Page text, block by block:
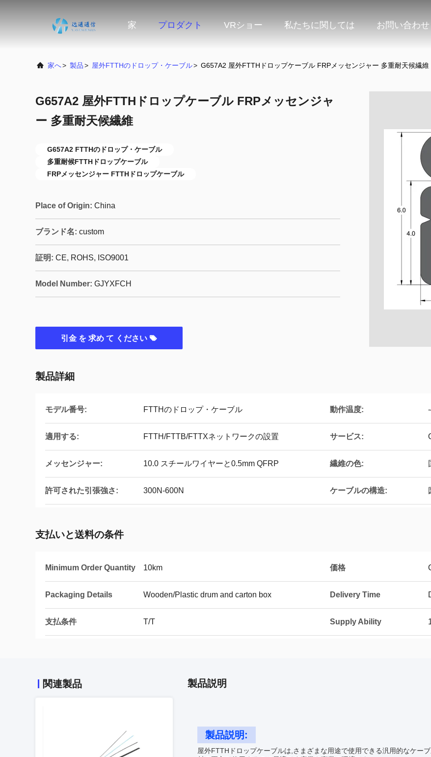
家 プロダクト VRショー 私たちに関しては お問い合わせ
家へ> 製品> 屋外FTTHのドロップ・ケーブル> G657A2 屋外FTTHドロップケーブル FRPメッセンジャー 多重耐天候繊維
G657A2 屋外FTTHドロップケーブル FRPメッセンジャ
ー 多重耐天候繊維
G657A2 FTTHのドロップ・ケーブル
多重耐候FTTHドロップケーブル
FRPメッセンジャー FTTHドロップケーブル
Place of Origin: China
ブランド名: custom
証明: CE, ROHS, ISO9001
Model Number: GJYXFCH
引金 を 求め て ください
製品詳細
モデル番号: FTTHのドロップ・ケーブル 動作温度:
適用する: FTTH/FTTB/FTTXネットワークの設置 サービス:
メッセンジャー: 10.0 スチールワイヤーと0.5mm QFRP 繊維の色:
許可された引張強さ: 300N-600N ケーブルの構造:
支払いと送料の条件
Minimum Order Quantity 10km 価格
Packaging Details Wooden/Plastic drum and carton box Delivery Time
支払条件 T/T Supply Ability
関連製品 製品説明
製品説明:
屋外FTTHドロップケーブルは,さまざまな用途で使用できる汎用的なケー